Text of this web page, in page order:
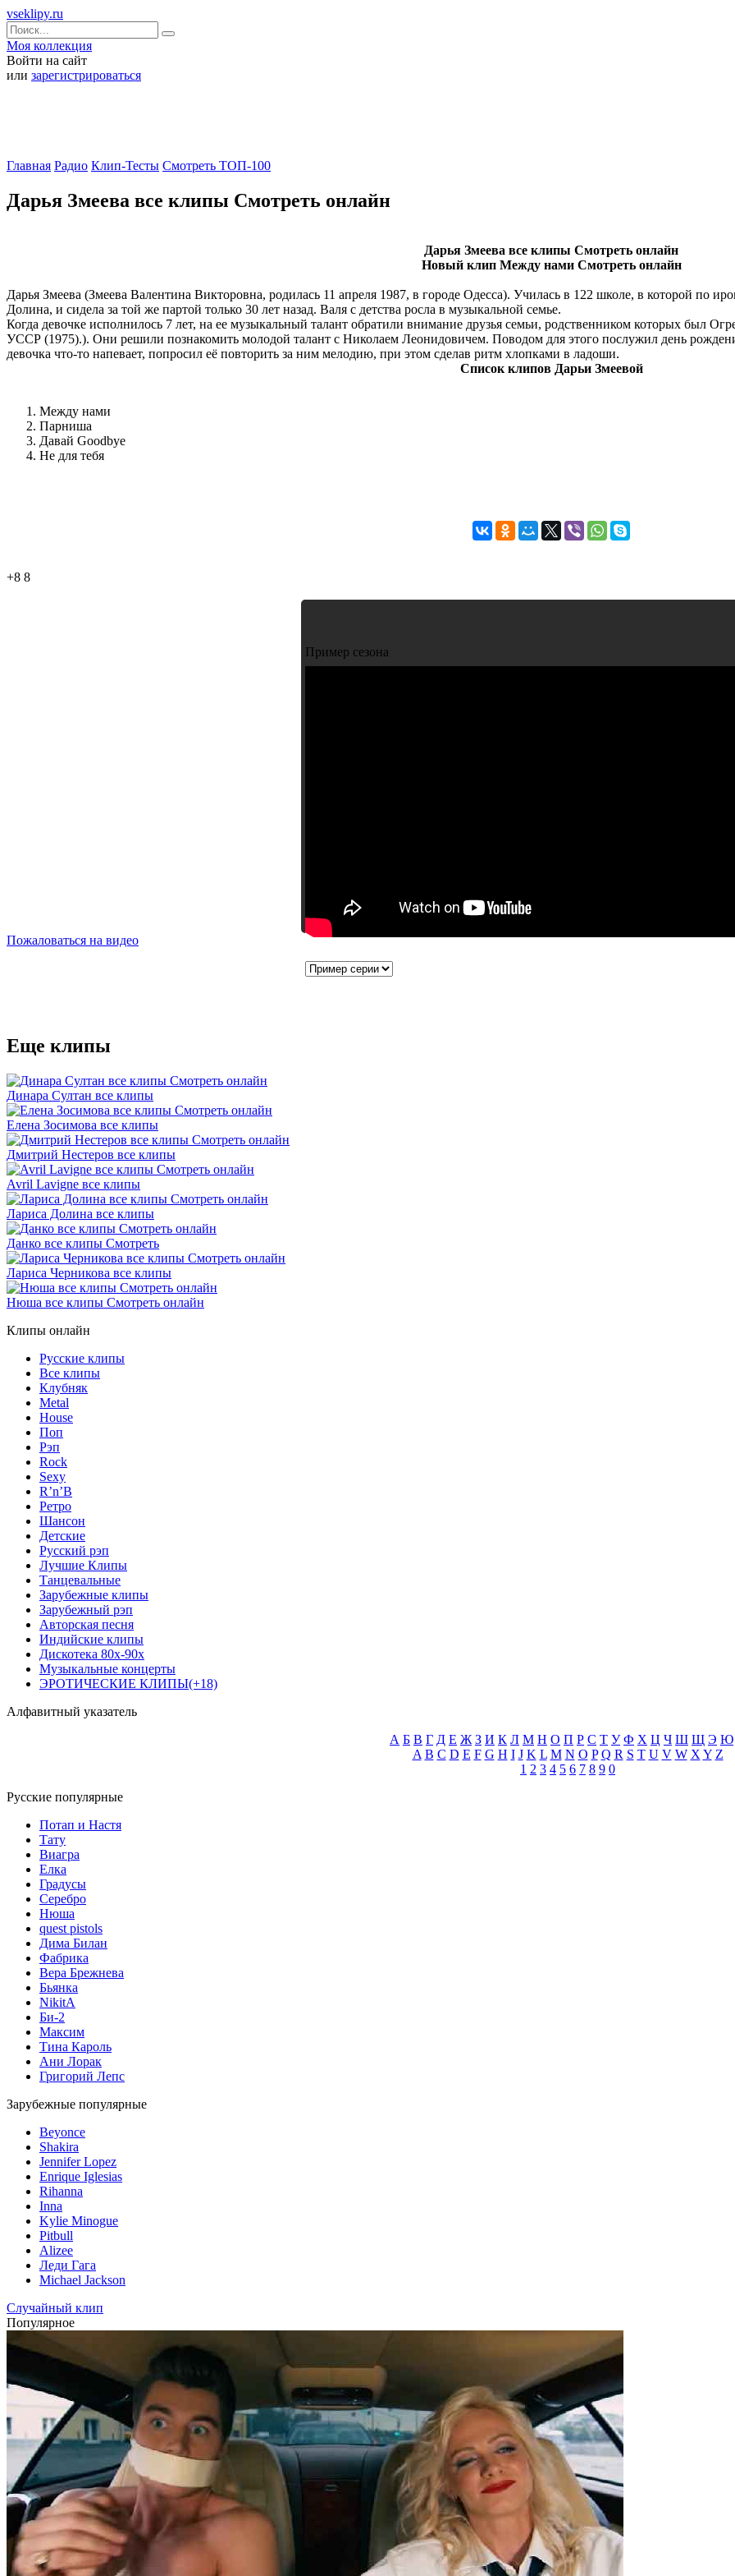
vseklipy.ru
Моя коллекция
Войти на сайт
или зарегистрироваться
Главная Радио Клип-Тесты Смотреть ТОП-100
Дарья Змеева все клипы Смотреть онлайн
Дарья Змеева все клипы Смотреть онлайн
Новый клип Между нами Смотреть онлайн
Дарья Змеева (Змеева Валентина Викторовна, родилась 11 апреля 1987, в городе Одесса). Училась в 122 школе, в которой по
Долина, и сидела за той же партой только 30 лет назад. Валя с детства росла в музыкальной семье.
Когда девочке исполнилось 7 лет, на ее музыкальный талант обратили внимание друзья семьи, родственником которых был
УССР (1975).). Они решили познакомить молодой талант с Николаем Леонидовичем. Поводом для этого послужил день
девочка что-то напевает, попросил её повторить за ним мелодию, при этом сделав ритм хлопками в ладоши.
Список клипов Дарьи Змеевой
Между нами
Парниша
Давай Goodbye
Не для тебя
+8 8
Пример сезона
Пожаловаться на видео
Еще клипы
Динара Султан все клипы
Елена Зосимова все клипы
Дмитрий Нестеров все клипы
Avril Lavigne все клипы
Лариса Долина все клипы
Данко все клипы Смотреть
Лариса Черникова все клипы
Нюша все клипы Смотреть онлайн
Клипы онлайн
Русские клипы
Все клипы
Клубняк
Metal
House
Поп
Рэп
Rock
Sexy
R’n’B
Ретро
Шансон
Детские
Русский рэп
Лучшие Клипы
Танцевальные
Зарубежные клипы
Зарубежный рэп
Авторская песня
Индийские клипы
Дискотека 80х-90х
Музыкальные концерты
ЭРОТИЧЕСКИЕ КЛИПЫ(+18)
Алфавитный указатель
А Б В Г Д Е Ж З И К Л М Н О П Р С Т У Ф Х Ц Ч Ш Щ Э Ю
A B C D E F G H I J K L M N O P Q R S T U V W X Y Z
1 2 3 4 5 6 7 8 9 0
Русские популярные
Потап и Настя
Тату
Виагра
Елка
Градусы
Серебро
Нюша
quest pistols
Дима Билан
Фабрика
Вера Брежнева
Бьянка
NikitA
Би-2
Максим
Тина Кароль
Ани Лорак
Григорий Лепс
Зарубежные популярные
Beyonce
Shakira
Jennifer Lopez
Enrique Iglesias
Rihanna
Inna
Kylie Minogue
Pitbull
Alizee
Леди Гага
Michael Jackson
Случайный клип
Популярное